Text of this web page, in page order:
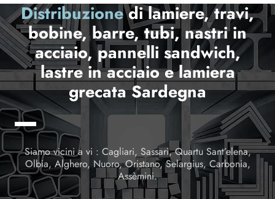
Distribuzionedi lamiere, travi,
bobine, barre, tubi, nastri in
acciaio, pannelli sandwich,
lastre in acciaio e lamiera
grecata Sardegna
Siamo vicini a vi : Cagliari, Sassari, Quartu Sant’elena,
Olbia, Alghero, Nuoro, Oristano, Selargius, Carbonia,
Assèmini.